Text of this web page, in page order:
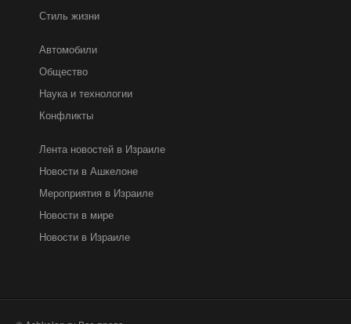
Стиль жизни
Автомобили
Общество
Наука и технологии
Конфликты
Лента новостей в Израиле
Новости в Ашкелоне
Мероприятия в Израиле
Новости в мире
Новости в Израиле